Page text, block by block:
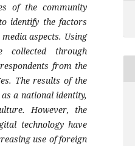
of the community
identify the factors
aspects. Using
collected through
from the
The results of the
a national identity,
However, the
technology have
use of foreign